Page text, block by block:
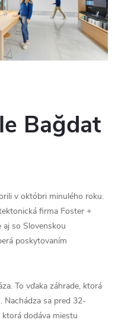
Bağdat
v októbri minulého roku.
firma Foster +
so Slovenskou
poskytovaním
To vďaka záhrade, ktorá
Nachádza sa pred 32-
dodáva miestu